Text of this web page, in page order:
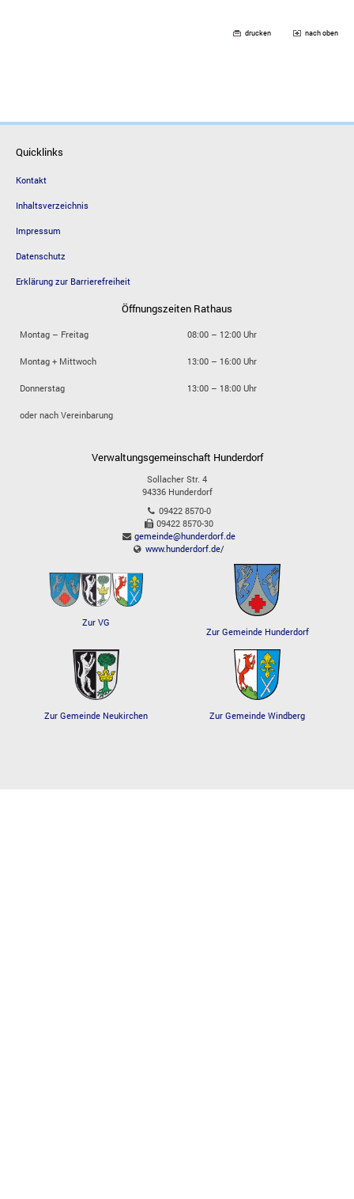
drucken nach oben
Quicklinks
Kontakt
Inhaltsverzeichnis
Impressum
Datenschutz
Erklärung zur Barrierefreiheit
Öffnungszeiten Rathaus
Montag – Freitag 08:00 – 12:00 Uhr
Montag + Mittwoch 13:00 – 16:00 Uhr
Donnerstag 13:00 – 18:00 Uhr
oder nach Vereinbarung
Verwaltungsgemeinschaft Hunderdorf
Sollacher Str. 4
94336 Hunderdorf
09422 8570-0
09422 8570-30
gemeinde@hunderdorf.de
www.hunderdorf.de/
Zur VG
Zur Gemeinde Hunderdorf
Zur Gemeinde Neukirchen Zur Gemeinde Windberg